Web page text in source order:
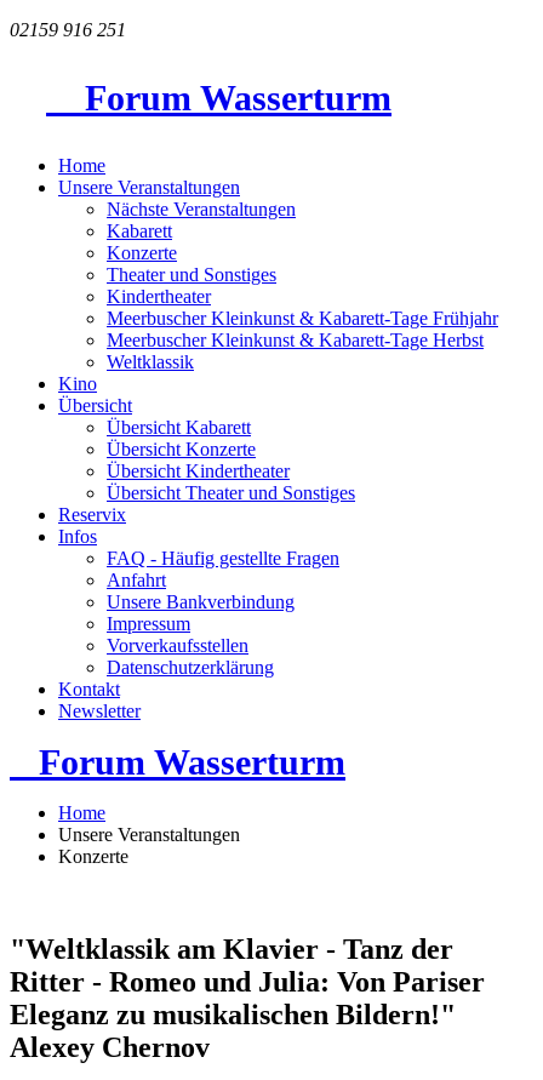
02159 916 251
Forum Wasserturm
Home
Unsere Veranstaltungen
Nächste Veranstaltungen
Kabarett
Konzerte
Theater und Sonstiges
Kindertheater
Meerbuscher Kleinkunst & Kabarett-Tage Frühjahr
Meerbuscher Kleinkunst & Kabarett-Tage Herbst
Weltklassik
Kino
Übersicht
Übersicht Kabarett
Übersicht Konzerte
Übersicht Kindertheater
Übersicht Theater und Sonstiges
Reservix
Infos
FAQ - Häufig gestellte Fragen
Anfahrt
Unsere Bankverbindung
Impressum
Vorverkaufsstellen
Datenschutzerklärung
Kontakt
Newsletter
Forum Wasserturm
Home
Unsere Veranstaltungen
Konzerte
"Weltklassik am Klavier - Tanz der
Ritter - Romeo und Julia: Von Pariser
Eleganz zu musikalischen Bildern!"
Alexey Chernov